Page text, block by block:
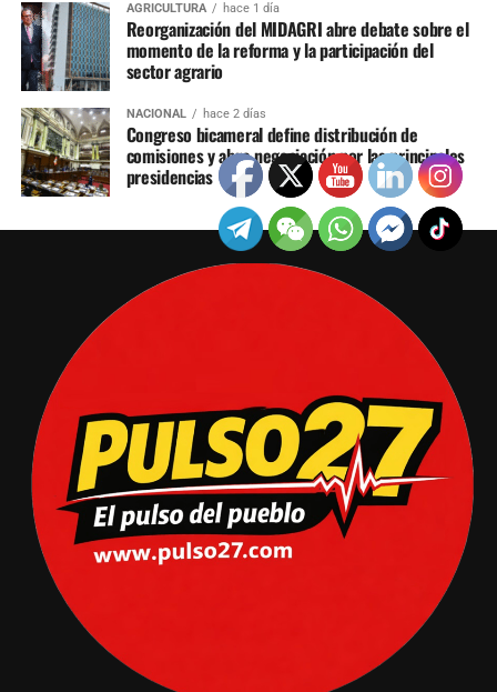
AGRICULTURA hace 1 día
Reorganización del MIDAGRI abre debate sobre el
momento de la reforma y la participación del
sector agrario
NACIONAL hace 2 días
Congreso bicameral define distribución de
comisiones y abre negociación por las principales
presidencias